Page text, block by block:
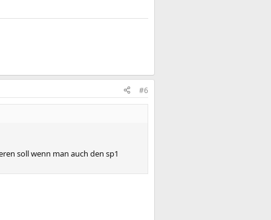
#6
soll wenn man auch den sp1